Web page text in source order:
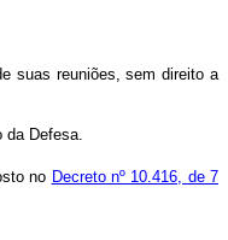
suas reuniões, sem direito a
da Defesa.
no Decreto nº 10.416, de 7